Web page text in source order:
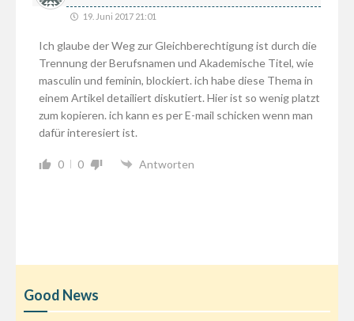
19. Juni 2017 21:01
Ich glaube der Weg zur Gleichberechtigung ist durch die
Trennung der Berufsnamen und Akademische Titel, wie
masculin und feminin, blockiert. ich habe diese Thema in
einem Artikel detailiert diskutiert. Hier ist so wenig platzt
zum kopieren. ich kann es per E-mail schicken wenn man
dafür interesiert ist.
0 0 Antworten
Good News